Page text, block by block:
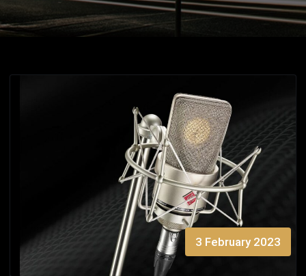
3 February 2023